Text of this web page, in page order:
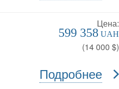
Цена:
599 358 UAH
(14 000 $)
Подробнее